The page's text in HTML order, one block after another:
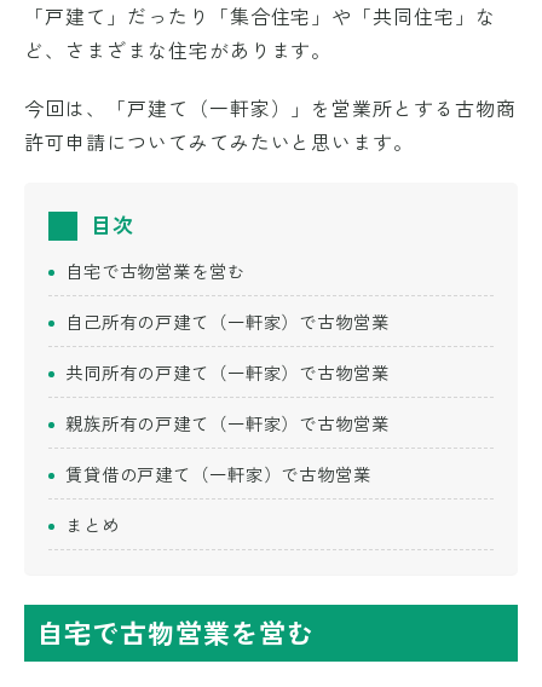
「戸建て」だったり「集合住宅」や「共同住宅」な
ど、さまざまな住宅があります。
今回は、「戸建て（一軒家）」を営業所とする古物商
許可申請についてみてみたいと思います。
目次
自宅で古物営業を営む
自己所有の戸建て（一軒家）で古物営業
共同所有の戸建て（一軒家）で古物営業
親族所有の戸建て（一軒家）で古物営業
賃貸借の戸建て（一軒家）で古物営業
まとめ
自宅で古物営業を営む